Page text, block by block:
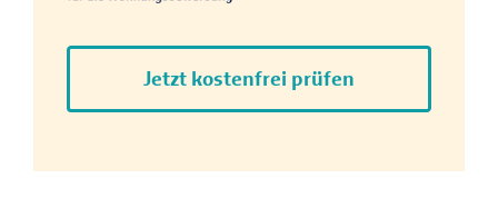
Jetzt kostenfrei prüfen